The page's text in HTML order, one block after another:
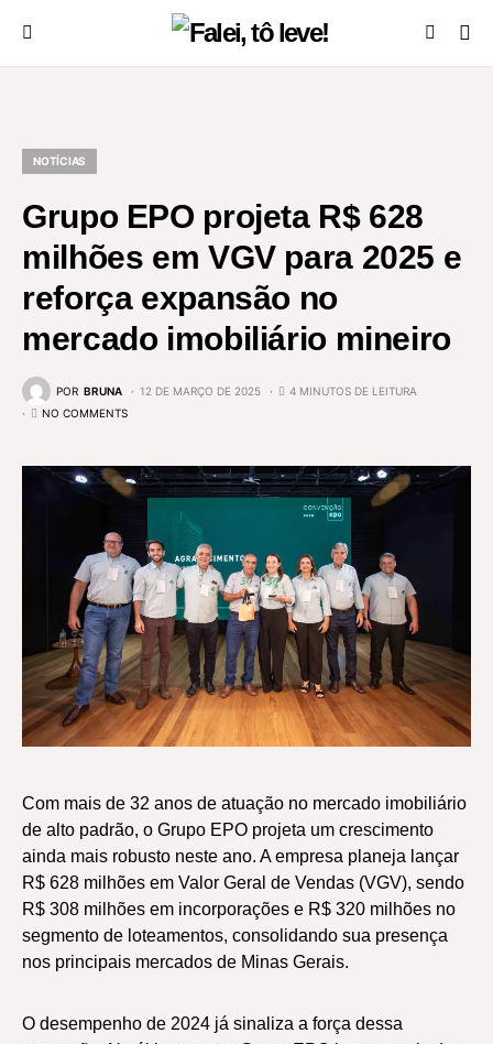
NOTÍCIAS
Grupo EPO projeta R$ 628
milhões em VGV para 2025 e
reforça expansão no
mercado imobiliário mineiro
POR BRUNA 12 DE MARÇO DE 2025
4 MINUTOS DE LEITURA
NO COMMENTS
Com mais de 32 anos de atuação no mercado imobiliário
de alto padrão, o Grupo EPO projeta um crescimento
ainda mais robusto neste ano. A empresa planeja lançar
R$ 628 milhões em Valor Geral de Vendas (VGV), sendo
R$ 308 milhões em incorporações e R$ 320 milhões no
segmento de loteamentos, consolidando sua presença
nos principais mercados de Minas Gerais.
O desempenho de 2024 já sinaliza a força dessa